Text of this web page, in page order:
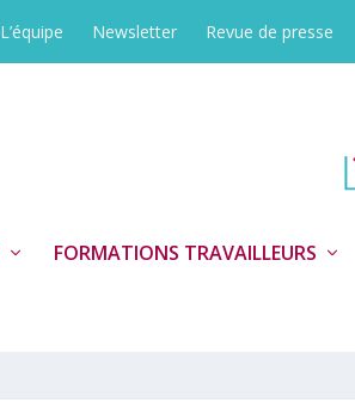
L’équipe Newsletter Revue de presse
FORMATIONS TRAVAILLEURS